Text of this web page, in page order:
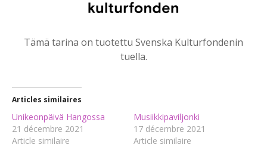
Tämä tarina on tuotettu Svenska Kulturfondenin
tuella.
Articles similaires
Unikeonpäivä Hangossa
21 décembre 2021
Article similaire
Musiikkipaviljonki
17 décembre 2021
Article similaire